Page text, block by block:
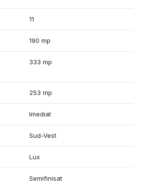
top, aproape de principalele centre de
moderne ale orașului.
va stam la dispozitie.
11
190 mp
333 mp
253 mp
Imediat
Sud-Vest
Lux
Semifinisat